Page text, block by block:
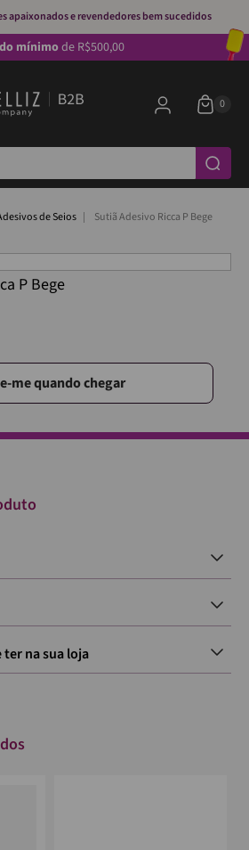
apaixonados e revendedores bem sucedidos
mínimode R$500,00
de Seios Sutiã Adesivo Ricca P Bege
P Bege
me quando chegar
ter na sua loja